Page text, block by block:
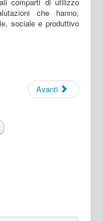
che hanno,
sociale e produttivo
Avanti